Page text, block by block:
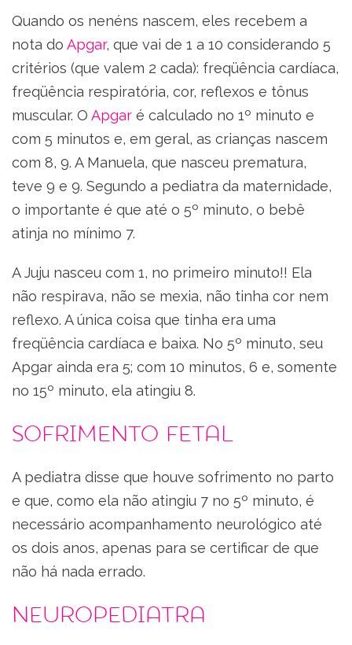
Quando os nenéns nascem, eles recebem a
nota do Apgar, que vai de 1 a 10 considerando 5
critérios (que valem 2 cada): freqüência cardíaca,
freqüência respiratória, cor, reflexos e tônus
muscular. O Apgar é calculado no 1º minuto e
com 5 minutos e, em geral, as crianças nascem
com 8, 9. A Manuela, que nasceu prematura,
teve 9 e 9. Segundo a pediatra da maternidade,
o importante é que até o 5º minuto, o bebê
atinja no mínimo 7.
A Juju nasceu com 1, no primeiro minuto!! Ela
não respirava, não se mexia, não tinha cor nem
reflexo. A única coisa que tinha era uma
freqüência cardíaca e baixa. No 5º minuto, seu
Apgar ainda era 5; com 10 minutos, 6 e, somente
no 15º minuto, ela atingiu 8.
Sofrimento fetal
A pediatra disse que houve sofrimento no parto
e que, como ela não atingiu 7 no 5º minuto, é
necessário acompanhamento neurológico até
os dois anos, apenas para se certificar de que
não há nada errado.
Neuropediatra